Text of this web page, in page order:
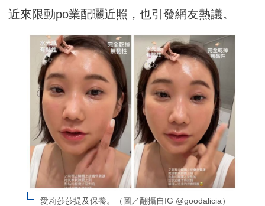
近來限動po業配曬近照，也引發網友熱議。
愛莉莎莎提及保養。（圖／翻攝自IG @goodalicia）